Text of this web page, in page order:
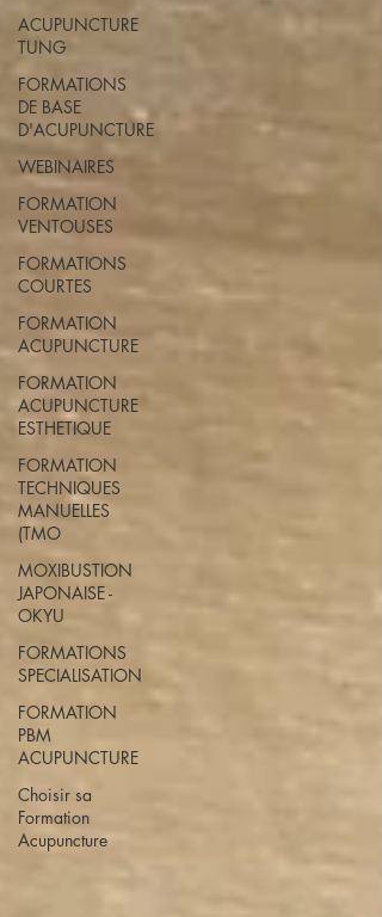
ACUPUNCTURE
TUNG
FORMATIONS
DE BASE
D'ACUPUNCTURE
WEBINAIRES
FORMATION
VENTOUSES
FORMATIONS
COURTES
FORMATION
ACUPUNCTURE
FORMATION
ACUPUNCTURE
ESTHETIQUE
FORMATION
TECHNIQUES
MANUELLES
(TMO
MOXIBUSTION
JAPONAISE -
OKYU
FORMATIONS
SPECIALISATION
FORMATION
PBM
ACUPUNCTURE
Choisir sa
Formation
Acupuncture